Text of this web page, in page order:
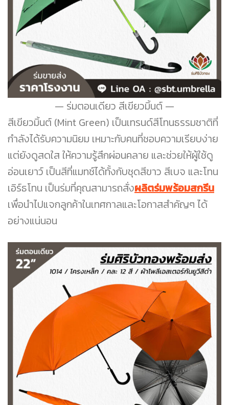
ร่มตอนเดียว สีเขียวมิ้นต์
สีเขียวมิ้นต์ (Mint Green) เป็นเทรนด์สีโทนธรรมชาติที่
กำลังได้รับความนิยม เหมาะกับคนที่ชอบความเรียบง่าย
แต่ยังดูสดใส ให้ความรู้สึกผ่อนคลาย และช่วยให้ผู้ใช้ดู
อ่อนเยาว์ เป็นสีที่แมทช์ได้ทั้งกับชุดสีขาว สีเบจ และโทน
เอิร์ธโทน เป็นร่มที่คุณสามารถสั่งผลิตร่มพร้อมสกรีน
เพื่อนำไปแจกลูกค้าในเทศกาลและโอกาสสำคัญๆ ได้
อย่างแน่นอน